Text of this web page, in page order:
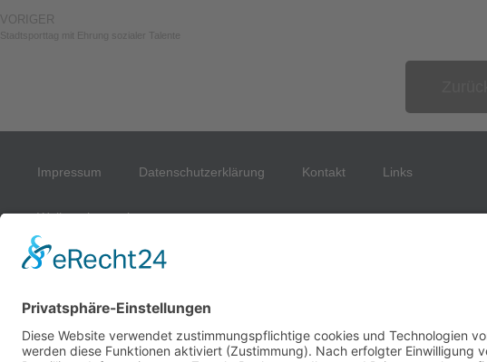
VORIGER
Stadtsporttag mit Ehrung sozialer Talente
Impressum Datenschutzerklärung Kontakt Links
Weihnachtsmarkt